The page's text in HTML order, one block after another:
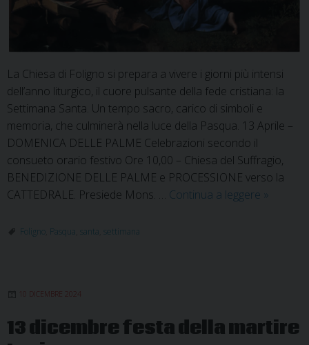
La Chiesa di Foligno si prepara a vivere i giorni più intensi
dell’anno liturgico, il cuore pulsante della fede cristiana: la
Settimana Santa. Un tempo sacro, carico di simboli e
memoria, che culminerà nella luce della Pasqua. 13 Aprile –
DOMENICA DELLE PALME Celebrazioni secondo il
consueto orario festivo Ore 10,00 – Chiesa del Suffragio,
BENEDIZIONE DELLE PALME e PROCESSIONE verso la
CATTEDRALE. Presiede Mons. … Continua a leggere »
Foligno Pasqua santa settimana
10 DICEMBRE 2024
13 dicembre festa della martire